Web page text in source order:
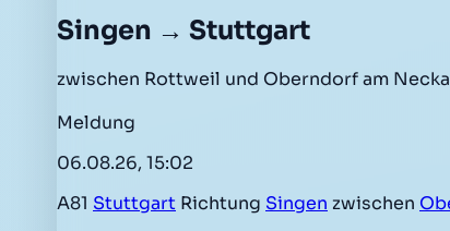
Singen → Stuttgart
zwischen Rottweil und Oberndorf am
Meldung
06.08.26, 15:02
A81 Stuttgart Richtung Singen zwischen